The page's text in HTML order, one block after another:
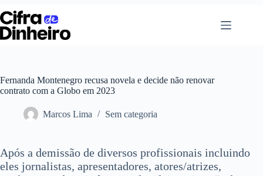
Pular
para
o
conteúdo
Fernanda Montenegro recusa novela e decide não renovar
contrato com a Globo em 2023
Marcos Lima Sem categoria
Após a demissão de diversos profissionais incluindo
eles jornalistas, apresentadores, atores/atrizes,